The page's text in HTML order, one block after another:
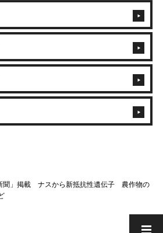
聞」掲載 ナスから新抵抗性遺伝子 農作物の